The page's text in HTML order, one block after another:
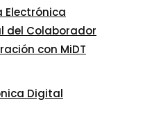
Electrónica
del Colaborador
con MiDT
Digital